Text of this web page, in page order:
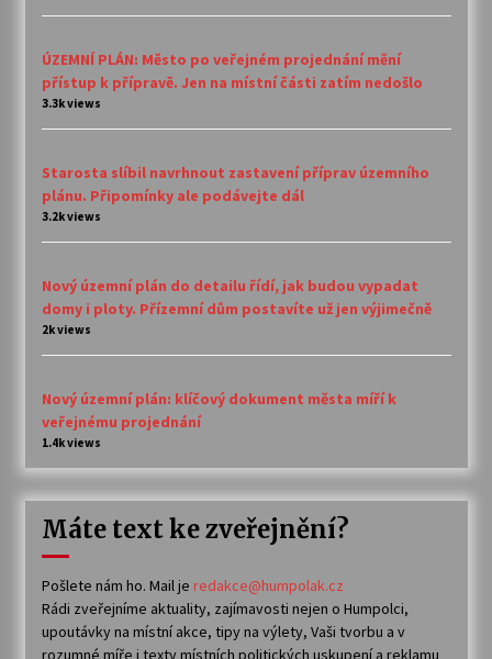
ÚZEMNÍ PLÁN: Město po veřejném projednání mění
přístup k přípravě. Jen na místní části zatím nedošlo
3.3k views
Starosta slíbil navrhnout zastavení příprav územního
plánu. Připomínky ale podávejte dál
3.2k views
Nový územní plán do detailu řídí, jak budou vypadat
domy i ploty. Přízemní dům postavíte už jen výjimečně
2k views
Nový územní plán: klíčový dokument města míří k
veřejnému projednání
1.4k views
Máte text ke zveřejnění?
Pošlete nám ho. Mail je redakce@humpolak.cz
Rádi zveřejníme aktuality, zajímavosti nejen o Humpolci,
upoutávky na místní akce, tipy na výlety, Vaši tvorbu a v
rozumné míře i texty místních politických uskupení a reklamu